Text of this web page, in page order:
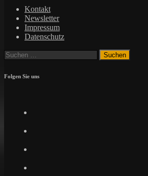
Kontakt
Newsletter
Impressum
Datenschutz
Suchen
Folgen Sie uns